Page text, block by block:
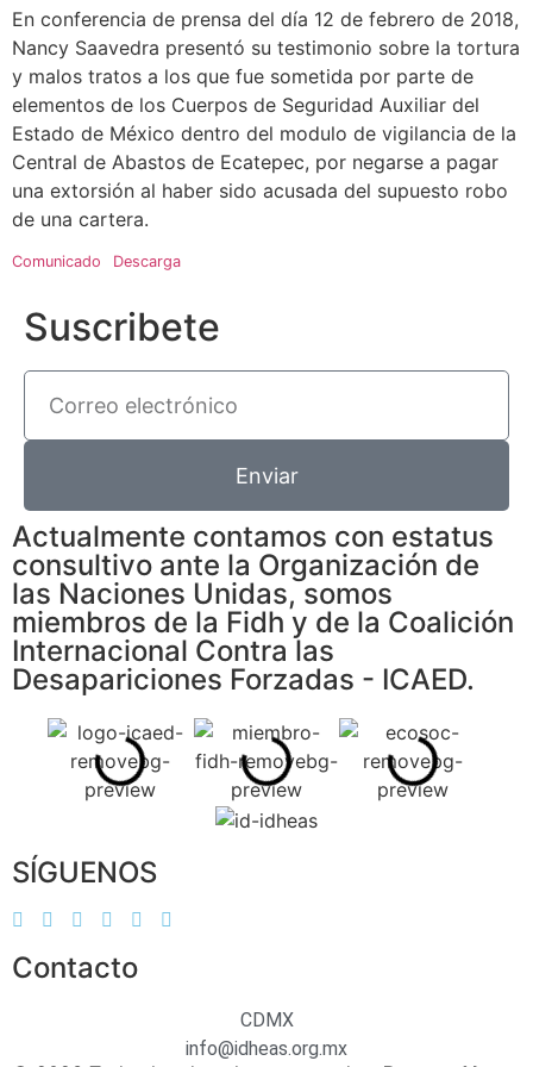
En conferencia de prensa del día 12 de febrero de 2018,
Nancy Saavedra presentó su testimonio sobre la tortura
y malos tratos a los que fue sometida por parte de
elementos de los Cuerpos de Seguridad Auxiliar del
Estado de México dentro del modulo de vigilancia de la
Central de Abastos de Ecatepec, por negarse a pagar
una extorsión al haber sido acusada del supuesto robo
de una cartera.
Comunicado Descarga
Suscribete
Enviar
Actualmente contamos con estatus
consultivo ante la Organización de
las Naciones Unidas, somos
miembros de la Fidh y de la Coalición
Internacional Contra las
Desapariciones Forzadas - ICAED.
SÍGUENOS
Contacto
CDMX
info@idheas.org.mx